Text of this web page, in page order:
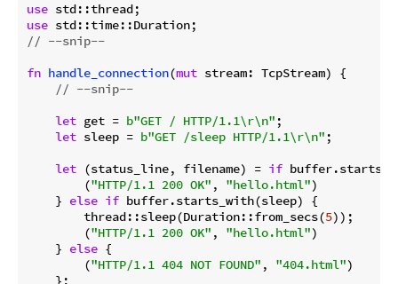
use
use
// --snip--
fn handle_connection(mut
// --snip--
let get = b"GET / HTTP/1.1\r\n" ;
let sleep = b"GET /sleep HTTP/1.1\r\n" ;
let (status_line, filename) = if
        (
"HTTP/1.1 200 OK" , "hello.html")
    }
else if buffer.starts_with(sleep) {
        thread::sleep(Duration::from_secs(
5));
        (
"HTTP/1.1 200 OK" , "hello.html")
    }
else {
        (
"HTTP/1.1 404 NOT FOUND" , "404.html")